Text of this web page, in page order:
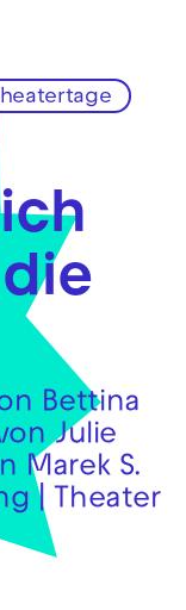
Footer springen
Bettina
Julie
Marek S.
| Theater